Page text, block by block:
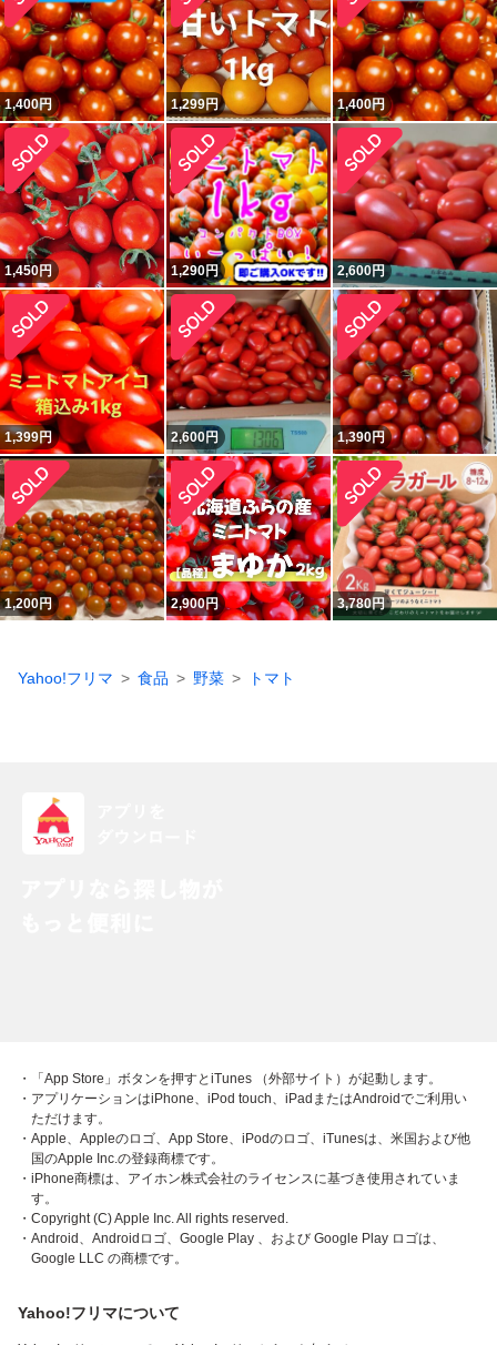
1,400円 1,299円 1,400円
1,450円 1,290円 2,600円
1,399円 2,600円 1,390円
1,200円 2,900円 3,780円
Yahoo!フリマ 食品 野菜 トマト
・「App Store」ボタンを押すとiTunes （外部サイト）が起動します。
・アプリケーションはiPhone、iPod touch、iPadまたはAndroidでご利用い
ただけます。
・Apple、Appleのロゴ、App Store、iPodのロゴ、iTunesは、米国および他
国のApple Inc.の登録商標です。
・iPhone商標は、アイホン株式会社のライセンスに基づき使用されていま
す。
・Copyright (C) Apple Inc. All rights reserved.
・Android、Androidロゴ、Google Play 、および Google Play ロゴは、
Google LLC の商標です。
Yahoo!フリマについて